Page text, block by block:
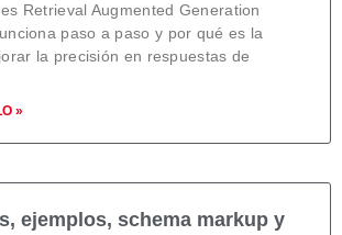
Retrieval Augmented Generation
paso a paso y por qué es la
la precisión en respuestas de
»
ejemplos, schema markup y